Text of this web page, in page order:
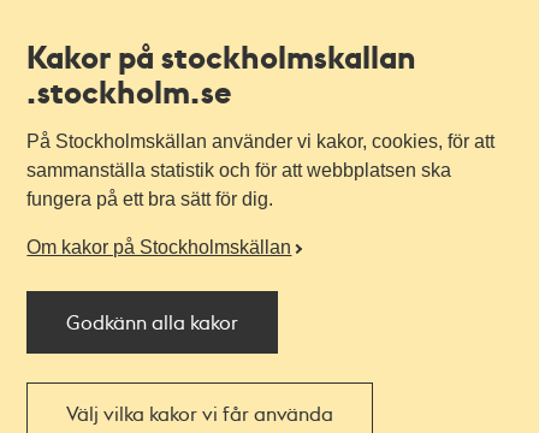
Kakor på stockholmskallan
.stockholm.se
På Stockholmskällan använder vi kakor, cookies, för att
sammanställa statistik och för att webbplatsen ska
fungera på ett bra sätt för dig.
Om kakor på Stockholmskällan
Godkänn alla kakor
Välj vilka kakor vi får använda